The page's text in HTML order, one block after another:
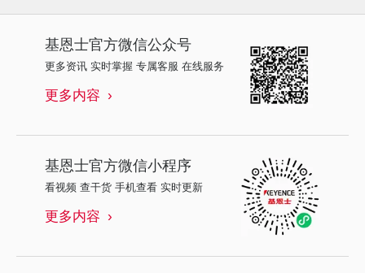
基恩士官方微信公众号
更多资讯 实时掌握 专属客服 在线服务
更多内容
基恩士官方微信小程序
看视频 查干货 手机查看 实时更新
更多内容